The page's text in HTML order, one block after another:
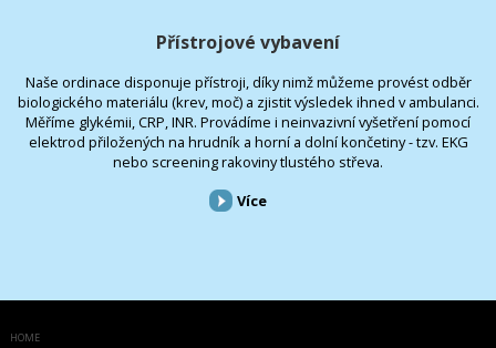
Přístrojové vybavení
Naše ordinace disponuje přístroji, díky nimž můžeme provést odběr
biologického materiálu (krev, moč) a zjistit výsledek ihned v ambulanci.
Měříme glykémii, CRP, INR. Provádíme i neinvazivní vyšetření pomocí
elektrod přiložených na hrudník a horní a dolní končetiny - tzv. EKG
nebo screening rakoviny tlustého střeva.
Více
HOME